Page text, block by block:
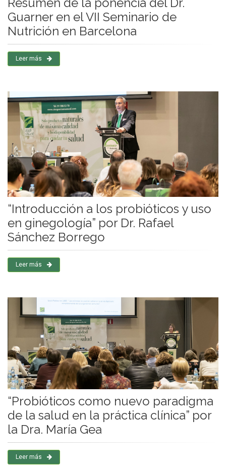
Guarner en el VII Seminario de
Nutrición en Barcelona
Leer más
“Introducción a los probióticos y uso
en ginegología” por Dr. Rafael
Sánchez Borrego
Leer más
“Probióticos como nuevo paradigma
de la salud en la práctica clínica” por
la Dra. María Gea​​​​​​​
Leer más